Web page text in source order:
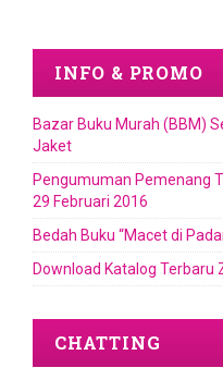
INFO & PROMO
Bazar Buku Murah (BBM)
Jaket
Pengumuman Pemenang
29 Februari 2016
Bedah Buku “Macet di
Download Katalog Terbaru
CHATTING